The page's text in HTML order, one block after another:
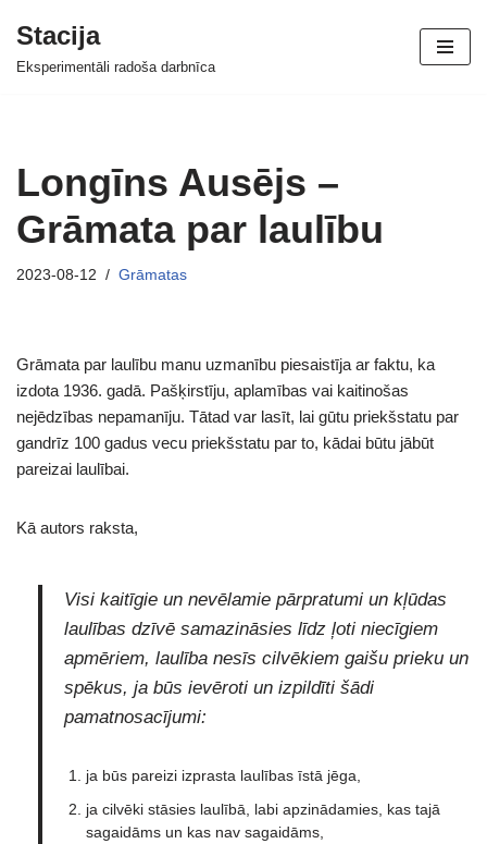
Skip
Stacija
Eksperimentāli radoša darbnīca
Longīns Ausējs –
Grāmata par laulību
2023-08-12 Grāmatas
Grāmata par laulību manu uzmanību piesaistīja ar faktu, ka
izdota 1936. gadā. Pašķirstīju, aplamības vai kaitinošas
nejēdzības nepamanīju. Tātad var lasīt, lai gūtu priekšstatu par
gandrīz 100 gadus vecu priekšstatu par to, kādai būtu jābūt
pareizai laulībai.
Kā autors raksta,
Visi kaitīgie un nevēlamie pārpratumi un kļūdas
laulības dzīvē samazināsies līdz ļoti niecīgiem
apmēriem, laulība nesīs cilvēkiem gaišu prieku un
spēkus, ja būs ievēroti un izpildīti šādi
pamatnosacījumi:
ja būs pareizi izprasta laulības īstā jēga,
ja cilvēki stāsies laulībā, labi apzinādamies, kas tajā
sagaidāms un kas nav sagaidāms,